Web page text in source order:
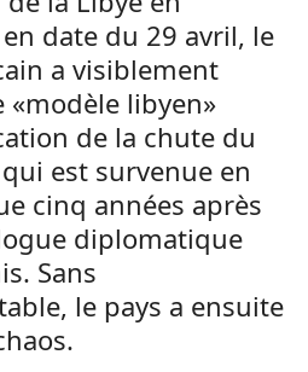
date du 29 avril, le
a visiblement
libyen»
de la chute du
est survenue en
cinq années après
diplomatique
Sans
le pays a ensuite